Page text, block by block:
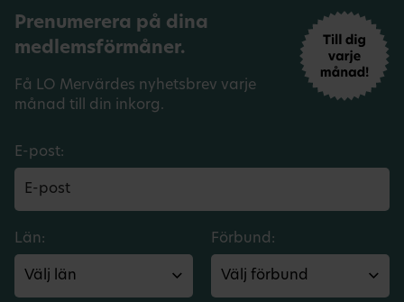
Prenumerera på dina
medlemsförmåner.
Få LO Mervärdes nyhetsbrev varje
månad till din inkorg.
E-post:
Län: Förbund: